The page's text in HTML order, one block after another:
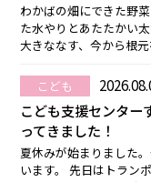
わかばの畑にできた野
た水やりとあたたかい
大きななす、今から根
こども
こども支援センタ
ってきました！
夏休みが始まりました
います。 先日はトラン